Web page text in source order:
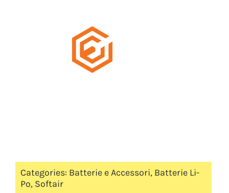
Categories: Batterie e Accessori, Batterie Li-
Po, Softair